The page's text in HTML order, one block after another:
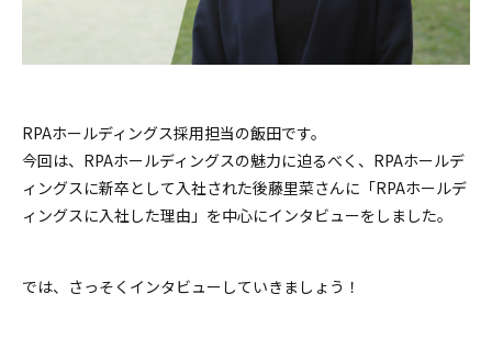
RPAホールディングス採用担当の飯田です。
今回は、RPAホールディングスの魅力に迫るべく、RPAホールデ
ィングスに新卒として入社された後藤里菜さんに「RPAホールデ
ィングスに入社した理由」を中心にインタビューをしました。
では、さっそくインタビューしていきましょう！